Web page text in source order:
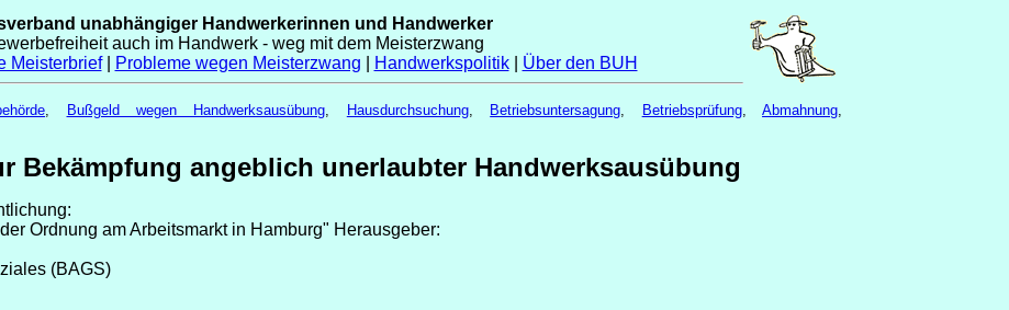
unabhängiger Handwerkerinnen und Handwerker
auch im Handwerk - weg mit dem Meisterzwang
Meisterbrief| Probleme wegen Meisterzwang Handwerkspolitik| Über den BUH
Bußgeld wegen Handwerksausübung Hausdurchsuchung, Betriebsuntersagung Betriebsprüfung,Abmahnung
Bekämpfung angeblich unerlaubter Handwerksausübung
Ordnung am Arbeitsmarkt in Hamburg" Herausgeber:
(BAGS)